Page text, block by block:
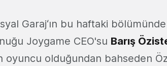
Garaj‘ın bu haftaki
Joygame CEO'su Barış
oyuncu olduğundan bahseden